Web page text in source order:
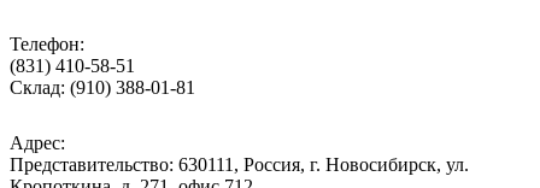
Телефон:
(831) 410-58-51
Склад: (910) 388-01-81
Адрес:
Представительство: 630111, Россия, г. Новосибирск, ул.